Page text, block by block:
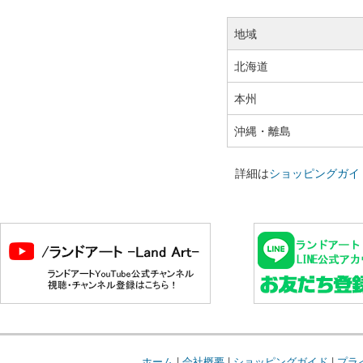
地域
北海道
本州
沖縄・離島
詳細はショッピングガイ